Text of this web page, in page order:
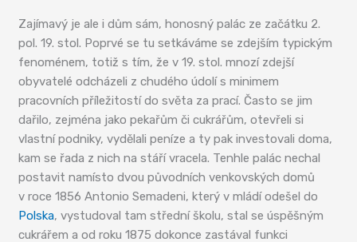
Zajímavý je ale i dům sám, honosný palác ze začátku 2.
pol. 19. stol. Poprvé se tu setkáváme se zdejším typickým
fenoménem, totiž s tím, že v 19. stol. mnozí zdejší
obyvatelé odcházeli z chudého údolí s minimem
pracovních příležitostí do světa za prací. Často se jim
dařilo, zejména jako pekařům či cukrářům, otevřeli si
vlastní podniky, vydělali peníze a ty pak investovali doma,
kam se řada z nich na stáří vracela. Tenhle palác nechal
postavit namísto dvou původních venkovských domů
v roce 1856 Antonio Semadeni, který v mládí odešel do
Polska, vystudoval tam střední školu, stal se úspěšným
cukrářem a od roku 1875 dokonce zastával funkci